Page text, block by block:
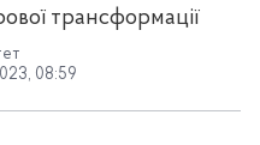
трансформації
08:59